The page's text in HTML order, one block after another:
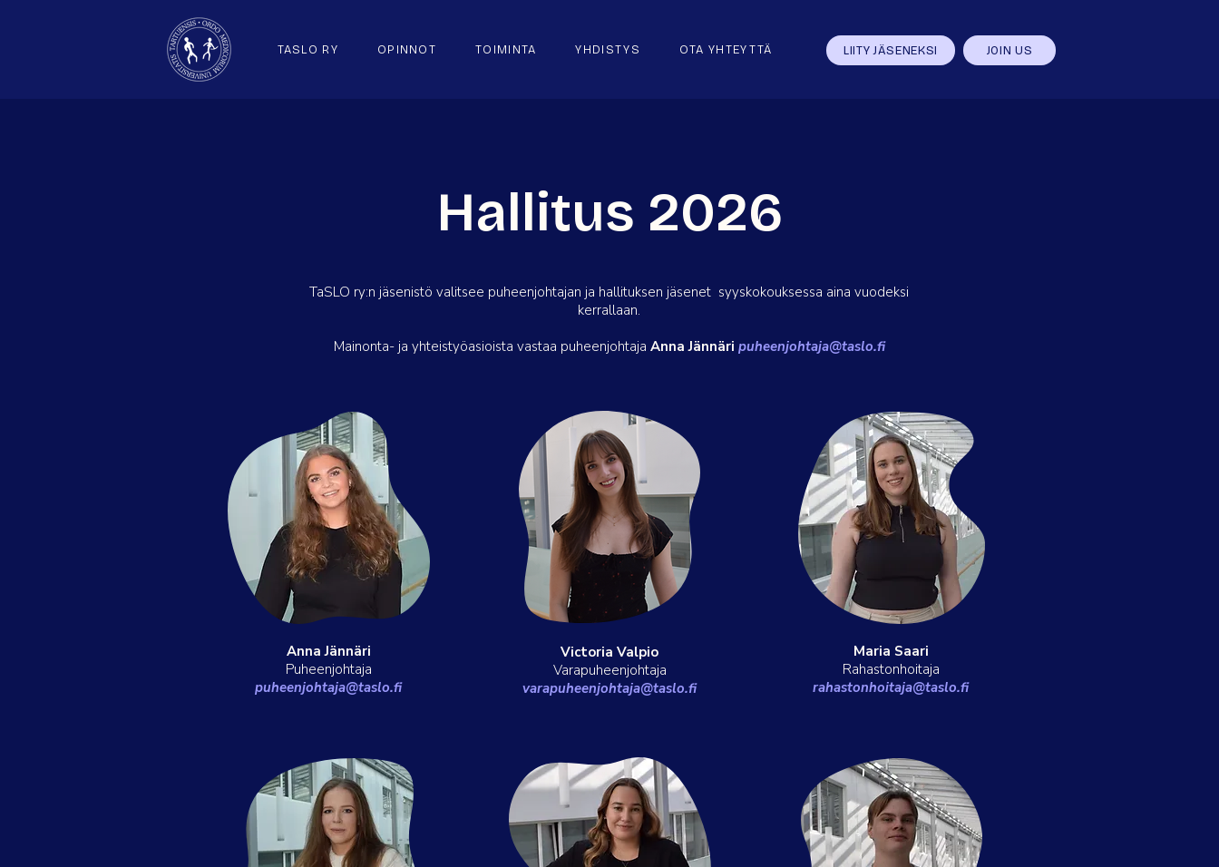
TASLO RY OPINNOT TOIMINTA YHDISTYS OTA YHTEYTTÄ LIITY JÄSENEKSI JOIN US
Hallitus 2026
TaSLO ry:n jäsenistö valitsee puheenjohtajan ja hallituksen jäsenet syyskokouksessa aina vuodeksi
kerrallaan.
Mainonta- ja yhteistyöasioista vastaa puheenjohtaja Anna Jännäri puheenjohtaja@taslo.fi
Anna Jännäri
Puheenjohtaja
puheenjohtaja@taslo.fi
Victoria Valpio
Varapuheenjohtaja
varapuheenjohtaja@taslo.fi
Maria Saari
Rahastonhoitaja
rahastonhoitaja@taslo.fi